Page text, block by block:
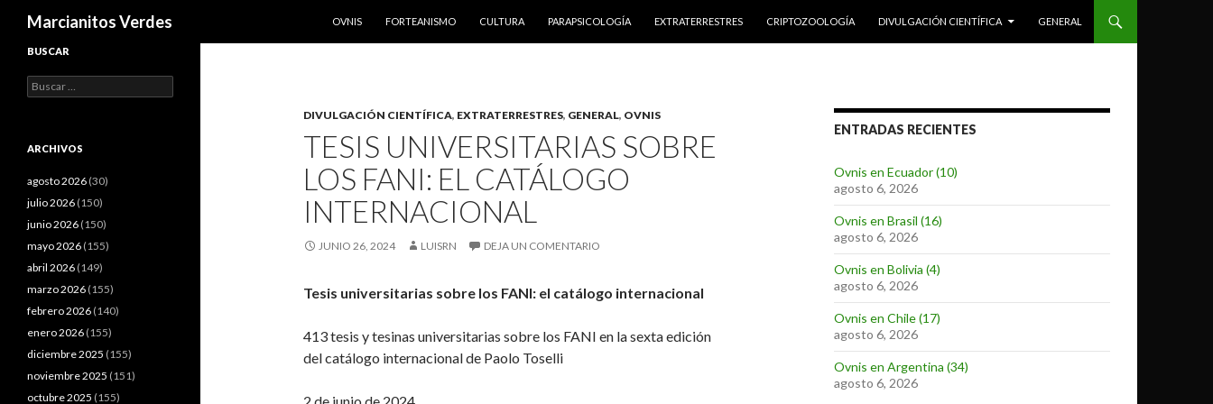
Marcianitos Verdes
OVNIS
FORTEANISMO CULTURA PARAPSICOLOGÍA EXTRATERRESTRES CRIPTOZOOLOGÍA DIVULGACIÓN CIENTÍFICA GENERAL
DIVULGACIÓN CIENTÍFICA, EXTRATERRESTRES, GENERAL, OVNIS
TESIS UNIVERSITARIAS SOBRE
LOS FANI: EL CATÁLOGO
INTERNACIONAL
JUNIO 26, 2024 LUISRN DEJA UN COMENTARIO
Tesis universitarias sobre los FANI: el catálogo internacional
413 tesis y tesinas universitarias sobre los FANI en la sexta edición
del catálogo internacional de Paolo Toselli
ENTRADAS RECIENTES
Ovnis en Ecuador (10)
agosto 6, 2026
Ovnis en Brasil (16)
agosto 6, 2026
Ovnis en Bolivia (4)
agosto 6, 2026
Ovnis en Chile (17)
agosto 6, 2026
Ovnis en Argentina (34)
agosto 6, 2026
BUSCAR
Buscar:
ARCHIVOS
agosto 2026 (30)
julio 2026 (150)
junio 2026 (150)
mayo 2026 (155)
abril 2026 (149)
marzo 2026 (155)
febrero 2026 (140)
enero 2026 (155)
diciembre 2025 (155)
noviembre 2025 (151)
octubre 2025 (155)